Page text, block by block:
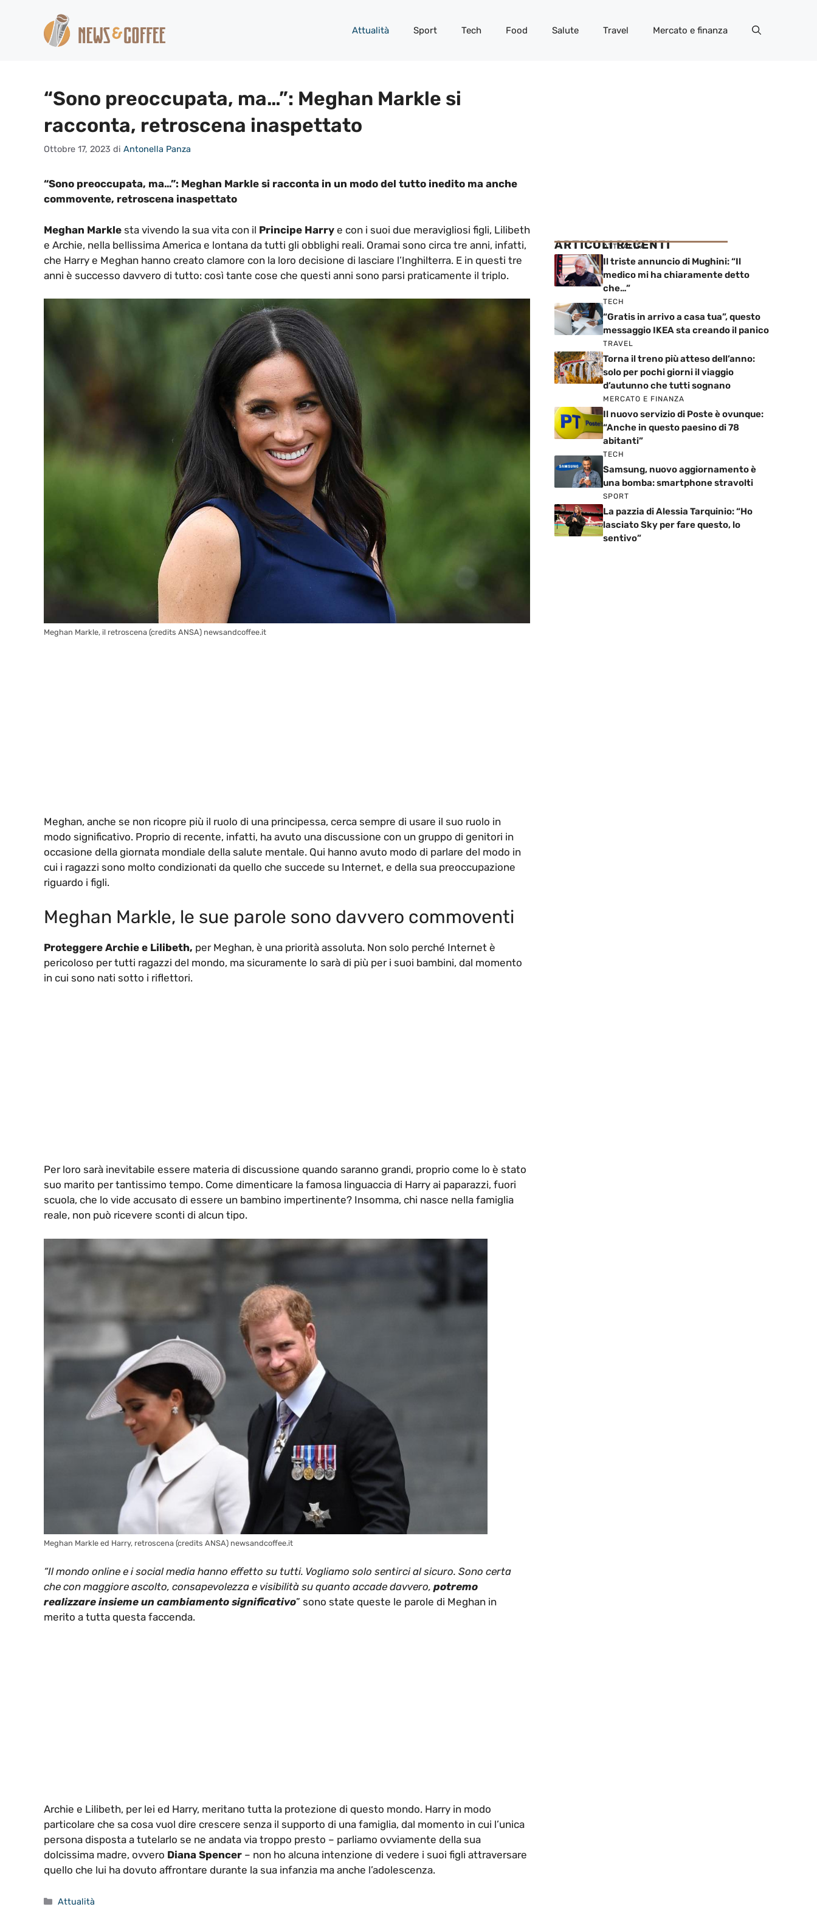
contenuto
Attualità Sport Tech Food Salute Travel Mercato e finanza
“Sono preoccupata, ma…”: Meghan Markle si
racconta, retroscena inaspettato
Ottobre 17, 2023 di Antonella Panza
“Sono preoccupata, ma…”: Meghan Markle si racconta in un modo del tutto inedito ma anche
commovente, retroscena inaspettato
Meghan Markle sta vivendo la sua vita con il Principe Harry e con i suoi due meravigliosi figli, Lilibeth
e Archie, nella bellissima America e lontana da tutti gli obblighi reali. Oramai sono circa tre anni, infatti,
che Harry e Meghan hanno creato clamore con la loro decisione di lasciare l’Inghilterra. E in questi tre
anni è successo davvero di tutto: così tante cose che questi anni sono parsi praticamente il triplo.
Meghan Markle, il retroscena (credits ANSA) newsandcoffee.it
Meghan, anche se non ricopre più il ruolo di una principessa, cerca sempre di usare il suo ruolo in
modo significativo. Proprio di recente, infatti, ha avuto una discussione con un gruppo di genitori in
occasione della giornata mondiale della salute mentale. Qui hanno avuto modo di parlare del modo in
cui i ragazzi sono molto condizionati da quello che succede su Internet, e della sua preoccupazione
riguardo i figli.
Meghan Markle, le sue parole sono davvero commoventi
Proteggere Archie e Lilibeth, per Meghan, è una priorità assoluta. Non solo perché Internet è
pericoloso per tutti ragazzi del mondo, ma sicuramente lo sarà di più per i suoi bambini, dal momento
in cui sono nati sotto i riflettori.
Per loro sarà inevitabile essere materia di discussione quando saranno grandi, proprio come lo è stato
suo marito per tantissimo tempo. Come dimenticare la famosa linguaccia di Harry ai paparazzi, fuori
scuola, che lo vide accusato di essere un bambino impertinente? Insomma, chi nasce nella famiglia
reale, non può ricevere sconti di alcun tipo.
Meghan Markle ed Harry, retroscena (credits ANSA) newsandcoffee.it
“Il mondo online e i social media hanno effetto su tutti. Vogliamo solo sentirci al sicuro. Sono certa
che con maggiore ascolto, consapevolezza e visibilità su quanto accade davvero, potremo
realizzare insieme un cambiamento significativo” sono state queste le parole di Meghan in
merito a tutta questa faccenda.
Archie e Lilibeth, per lei ed Harry, meritano tutta la protezione di questo mondo. Harry in modo
particolare che sa cosa vuol dire crescere senza il supporto di una famiglia, dal momento in cui l’unica
persona disposta a tutelarlo se ne andata via troppo presto – parliamo ovviamente della sua
dolcissima madre, ovvero Diana Spencer – non ho alcuna intenzione di vedere i suoi figli attraversare
quello che lui ha dovuto affrontare durante la sua infanzia ma anche l’adolescenza.
Categorie
Attualità
ARTICOLI RECENTI
ATTUALITÀ
Il triste annuncio di Mughini: “Il
medico mi ha chiaramente detto
che…”
TECH
“Gratis in arrivo a casa tua”, questo
messaggio IKEA sta creando il panico
TRAVEL
Torna il treno più atteso dell’anno:
solo per pochi giorni il viaggio
d’autunno che tutti sognano
MERCATO E FINANZA
Il nuovo servizio di Poste è ovunque:
“Anche in questo paesino di 78
abitanti”
TECH
Samsung, nuovo aggiornamento è
una bomba: smartphone stravolti
SPORT
La pazzia di Alessia Tarquinio: “Ho
lasciato Sky per fare questo, lo
sentivo”